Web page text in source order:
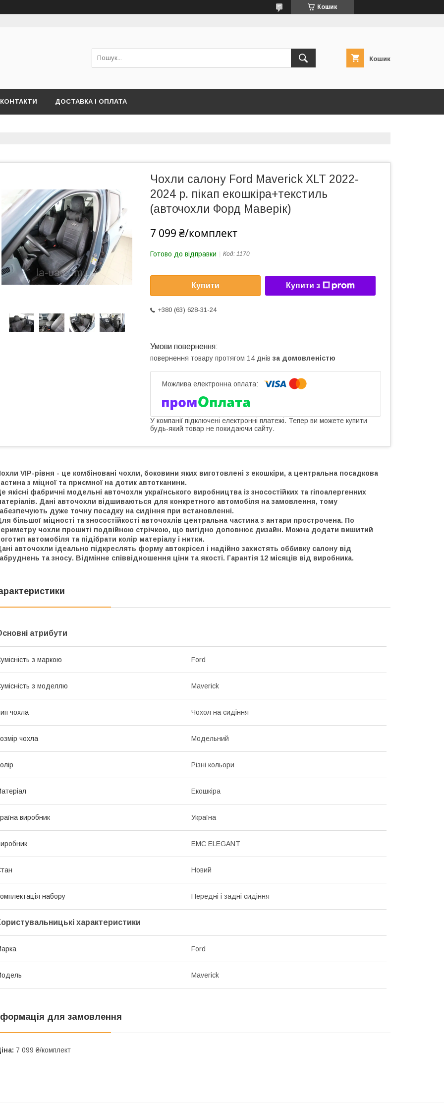
Кошик
Кошик
КОНТАКТИ ДОСТАВКА І ОПЛАТА
Чохли салону Ford Maverick XLT 2022-
2024 р. пікап екошкіра+текстиль
(авточохли Форд Маверік)
7 099 ₴/комплект
Готово до відправки Код: 1170
Купити Купити з
+380 (63) 628-31-24
повернення товару протягом 14 днів за домовленістю
У компанії підключені електронні платежі. Тепер ви можете купити
будь-який товар не покидаючи сайту.
VIP-рівня - це комбіновані чохли, боковини яких виготовлені з екошкіри, а центральна посадкова
з міцної та приємної на дотик автотканини.
якісні фабричні модельні авточохли українського виробництва із зносостійких та гіпоалергенних
Дані авточохли відшиваються для конкретного автомобіля на замовлення, тому
дуже точну посадку на сидіння при встановленні.
більшої міцності та зносостійкості авточохлів центральна частина з антари прострочена. По
чохли прошиті подвійною стрічкою, що вигідно доповнює дизайн. Можна додати вишитий
автомобіля та підібрати колір матеріалу і нитки.
авточохли ідеально підкреслять форму автокрісел і надійно захистять оббивку салону від
та зносу. Відмінне співвідношення ціни та якості. Гарантія 12 місяців від виробника.
атрибути
з маркою Ford
з моделлю Maverick
чохла Чохол на сидіння
чохла Модельний
Різні кольори
Екошкіра
виробник Україна
EMC ELEGANT
Новий
набору Передні і задні сидіння
характеристики
Ford
Maverick
для замовлення
7 099 ₴/комплект